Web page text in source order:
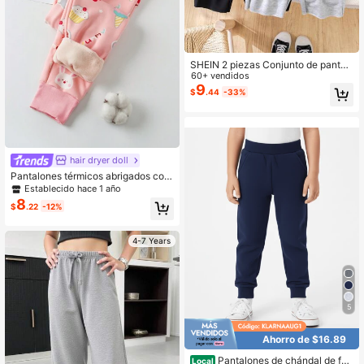
hair dryer doll
Pantalones térmicos abrigados con
dibujo de conejito rosa para niñas, l
eggings de niñas para otoño/inviern
o
Establecido hace 1 año
$8.22 -12%
4-7 Years
SHEIN 2 piezas Conjunto de pantal
ones anchos sueltos de punto de un
icolor casual para niñas jóvenes
60+ vendidos
$9.44 -33%
5
Ahorro de $16.89
Local Pantalones de chándal de fel